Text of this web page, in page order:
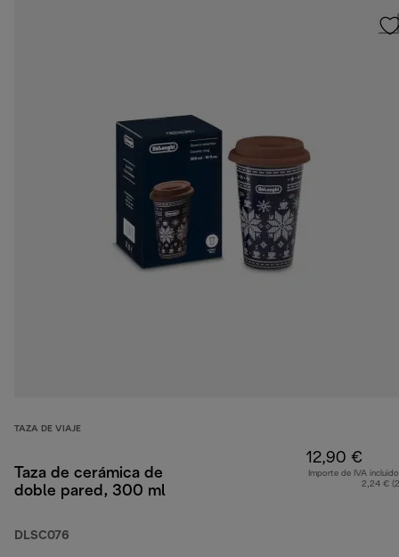
TAZA DE VIAJE
Taza de cerámica de
doble pared, 300 ml
DLSC076
12,90 €
Importe de IVA
2,24 €